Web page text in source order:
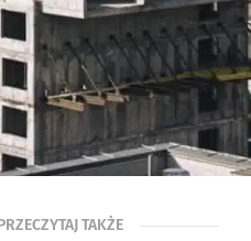
TAKŻE